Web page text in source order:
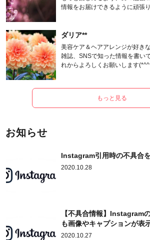
情報をお届けできるように頑張
ダリア**
美容ケア＆ヘアアレンジが好き
雑誌、SNSで知った情報を書い
れからよろしくお願いします
もっと見る
お知らせ
Instagram引用時の不具合
2020.10.28
【不具合情報】Instagram
も画像やキャプションが表
2020.10.27